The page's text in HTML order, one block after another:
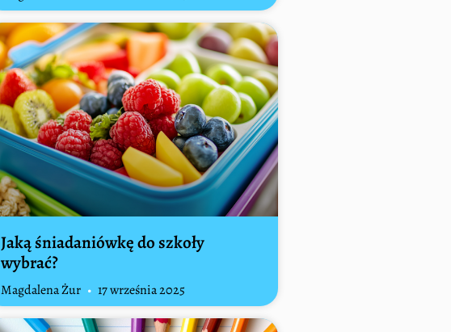
Jaką śniadaniówkę do szkoły
wybrać?
Magdalena Żur 17 września 2025